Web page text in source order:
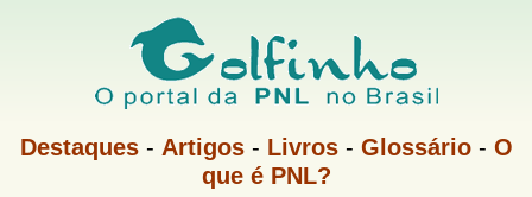
Pular
para
o
principal
G
M
Destaques- Artigos- Livros- Glossário- O
que é PNL?